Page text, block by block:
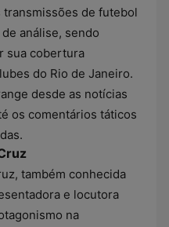
transmissões de futebol
análise, sendo
sua cobertura
do Rio de Janeiro.
desde as notícias
os comentários táticos
também conhecida
e locutora
na